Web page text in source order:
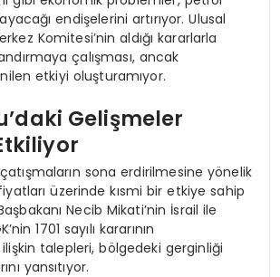
endişelerini artırıyor. Ulusal
Komitesi’nin aldığı kararlarla
çalışması, ancak
etkiyi oluşturamıyor.
Gelişmeler
sona erdirilmesine yönelik
üzerinde kısmi bir etkiye sahip
Necib Mikati’nin İsrail ile
1701 sayılı kararının
talepleri, bölgedeki gerginliği
yansıtıyor.